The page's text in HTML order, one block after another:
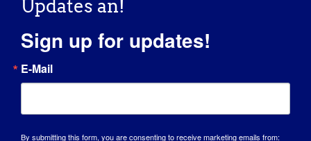
Wenn Sie ein behindertengerechtes Zimmer
bitte Jennifer unter (319) 887-5016 an, um ein
Updates an!
Sign up for updates!
E-Mail
By submitting this form, you are consenting to receive marketing emails from: